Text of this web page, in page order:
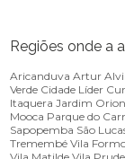
Regiões onde a
Aricanduva Artur
Verde Cidade Líder
Itaquera Jardim Orion
Mooca Parque do
Sapopemba São
Tremembé Vila